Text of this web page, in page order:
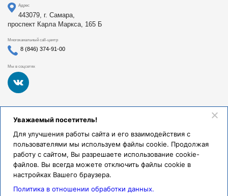
Адрес
443079, г. Самара,
проспект Карла Маркса, 165 Б
Многоканальный call-центр
8 (846) 374-91-00
Мы в соцсетях
Федеральное государственное бюджетное образовательное
учреждение высшего образования «Самарский
здравоохранения Российской Федерации». Клиники СамГМУ
были основаны в 1930 году.
Реквизиты и правовая информация
Политика обработки персональных данных
© Клиники СамГМУ, 2026.
Уважаемый посетитель!
Для улучшения работы сайта и его взаимодействия с
пользователями мы используем файлы cookie. Продолжая
работу с сайтом, Вы разрешаете использование cookie-
файлов. Вы всегда можете отключить файлы cookie в
настройках Вашего браузера.
Политика в отношении обработки данных.